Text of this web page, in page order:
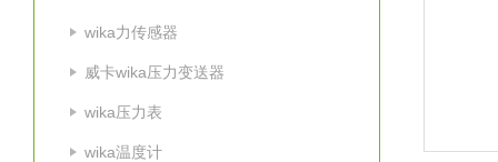
wika力传感器
威卡wika压力变送器
wika压力表
wika温度计